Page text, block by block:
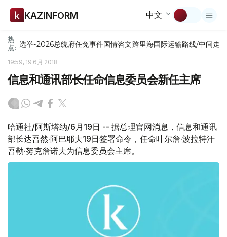
KAZINFORM 中文
热
点: 选举-2026总统府任免事件国情咨文跨里海国际运输路线/中间走廊
19:59, 19 6月 2018
信息和通讯部长任命信息委员会新任主席
哈通社/阿斯塔纳/6月19日 -- 据总理官网消息，信息和通讯
部长达吾然·阿巴耶夫19日签署命令，任命叶尔詹·波拉特汗
吾勒·努克詹诺夫为信息委员会主席。